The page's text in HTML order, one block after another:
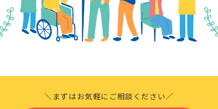
＼まずはお気軽にご相談ください／